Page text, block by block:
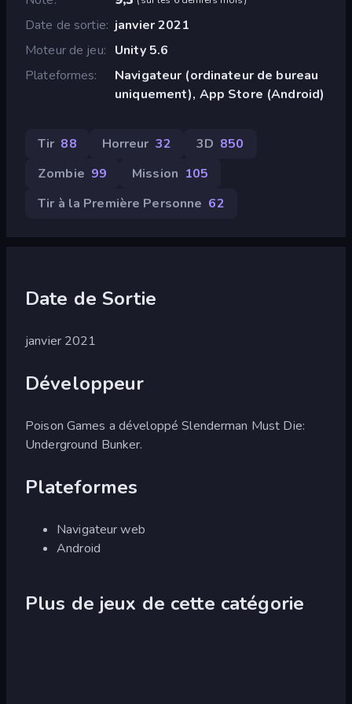
Date de sortie janvier 2021
Moteur de jeu
Unity 5.6
Plateformes
Navigateur (ordinateur de bureau
uniquement), App Store (Android)
Tir 88 Horreur 32 3D 850
Zombie 99 Mission 105
Tir à la Première Personne 62
Date de Sortie
janvier 2021
Développeur
Poison Games a développé Slenderman Must Die:
Underground Bunker.
Plateformes
Navigateur web
Android
Plus de jeux de cette catégorie